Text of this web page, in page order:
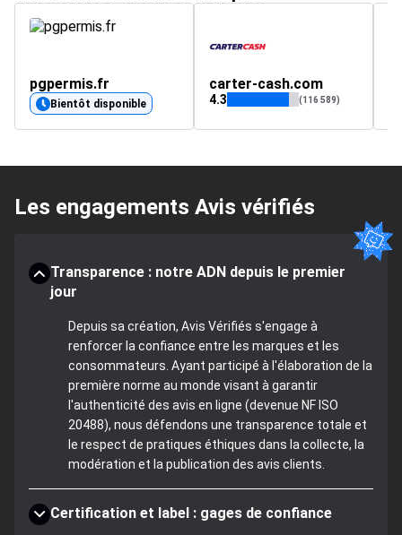
pgpermis.fr
Bientôt disponible
carter-cash.com
4.3 (116 589)
Les engagements Avis vérifiés
Transparence : notre ADN depuis le premier
jour
Depuis sa création, Avis Vérifiés s'engage à
renforcer la confiance entre les marques et les
consommateurs. Ayant participé à l'élaboration de la
première norme au monde visant à garantir
l'authenticité des avis en ligne (devenue NF ISO
20488), nous défendons une transparence totale et
le respect de pratiques éthiques dans la collecte, la
modération et la publication des avis clients.
Certification et label : gages de confiance